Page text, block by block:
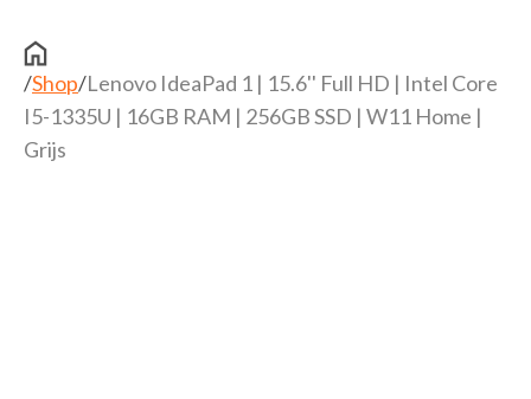
/Shop/Lenovo IdeaPad 1 | 15.6'' Full HD | Intel Core
I5-1335U | 16GB RAM | 256GB SSD | W11 Home |
Grijs